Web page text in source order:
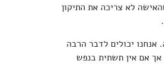
לא צריכה את התיקון
יכולים לדבר הרבה
אך אם אין תשתית בנפש